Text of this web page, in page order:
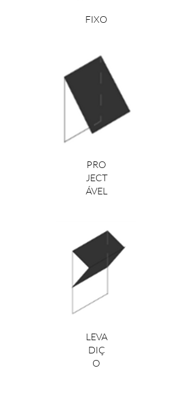
FIXO
PRO
JECT
ÁVEL
LEVA
DIÇ
O